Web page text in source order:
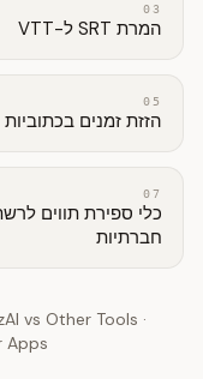
03
המרת SRT ל-VTT
05
הזזת זמנים בכתוביות
07
כלי ספירת תווים
חברתיות
vs Other Tools ·
Apps